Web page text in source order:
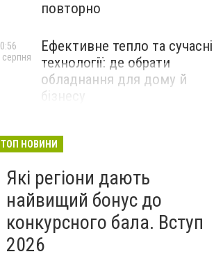
повторно
Ефективне тепло та сучасні
технології: де обрати
обладнання для дому й
бізнесу
серпня
ТОП НОВИНИ
Які регіони дають
найвищий бонус до
конкурсного бала. Вступ
2026